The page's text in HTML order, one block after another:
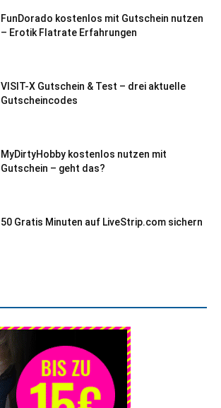
FunDorado kostenlos mit Gutschein nutzen
– Erotik Flatrate Erfahrungen
VISIT-X Gutschein & Test – drei aktuelle
Gutscheincodes
MyDirtyHobby kostenlos nutzen mit
Gutschein – geht das?
50 Gratis Minuten auf LiveStrip.com sichern